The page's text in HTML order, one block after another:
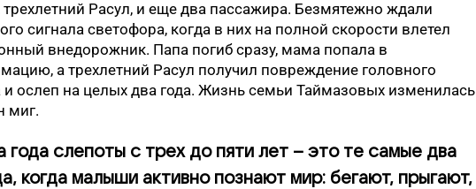
Расул, и еще два пассажира. Безмятежно ждали
сигнала светофора, когда в них на полной скорости влетел
внедорожник. Папа погиб сразу, мама попала в
а трехлетний Расул получил повреждение головного
и ослеп на целых два года. Жизнь семьи Таймазовых изменилась
миг.
года слепоты с трех до пяти лет – это те самые два
когда малыши активно познают мир: бегают, прыгают,